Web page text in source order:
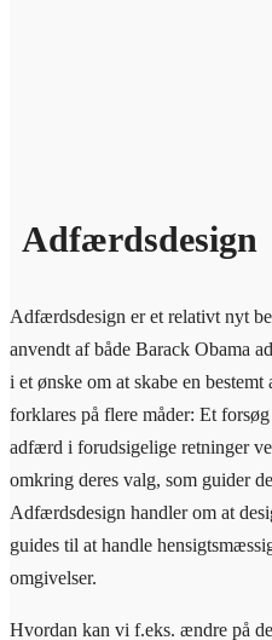
Adfærdsdesign
Adfærdsdesign er et relativt nyt
anvendt af både Barack Obama
i et ønske om at skabe en
forklares på flere måder: Et
adfærd i forudsigelige retninger
omkring deres valg, som guider
Adfærdsdesign handler om at
guides til at handle
omgivelser.
Hvordan kan vi f.eks. ændre på